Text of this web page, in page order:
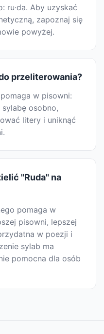
ru·da. Aby uzyskać
zapoznaj się
powyżej.
przeliterowania?
w pisowni:
sylabę osobno,
litery i uniknąć
"Ruda" na
pomaga w
pisowni, lepszej
w poezji i
sylab ma
pomocna dla osób